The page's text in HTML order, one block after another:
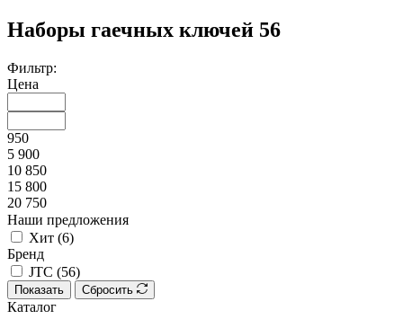
Наборы гаечных ключей 56
Фильтр:
Цена
950
5 900
10 850
15 800
20 750
Наши предложения
Хит (6)
Бренд
JTC (56)
Показать Сбросить
Каталог